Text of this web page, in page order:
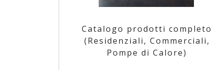
Catalogo prodotti completo
(Residenziali, Commerciali,
Pompe di Calore)